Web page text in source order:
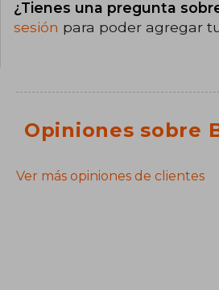
¿Tienes una pregunta
sesión para poder agregar
Opiniones sobre
Ver más opiniones de clientes